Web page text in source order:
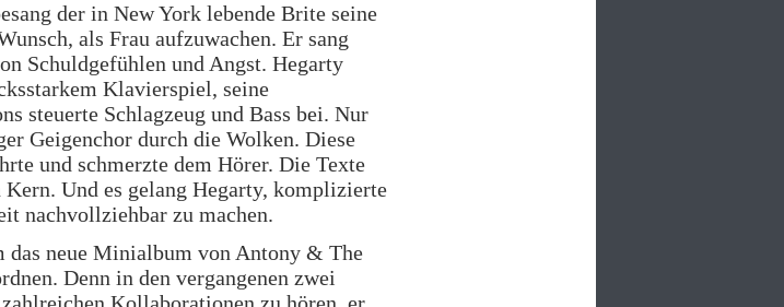
der in New York lebende Brite seine
als Frau aufzuwachen. Er sang
Schuldgefühlen und Angst. Hegarty
Klavierspiel, seine
steuerte Schlagzeug und Bass bei. Nur
Geigenchor durch die Wolken. Diese
und schmerzte dem Hörer. Die Texte
Und es gelang Hegarty, komplizierte
nachvollziehbar zu machen.
neue Minialbum von Antony & The
Denn in den vergangenen zwei